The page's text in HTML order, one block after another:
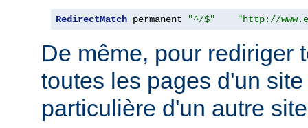
RedirectMatch permanent "^/$" "http://
De même, pour rediriger
toutes les pages d'un
particulière d'un autre